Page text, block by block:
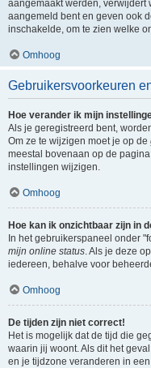
aangemaakt werden, verwijdert
aangemeld bent en geven ook
inschakelde, om te zien welke
Omhoog
Gebruikersvoorkeuren
Hoe verander ik mijn
Als je geregistreerd bent,
Om ze te wijzigen moet je op de
meestal bovenaan op de
instellingen wijzigen.
Omhoog
Hoe kan ik onzichtbaar zijn in
In het gebruikerspaneel onder
mijn online status. Als je deze
iedereen, behalve voor
Omhoog
De tijden zijn niet correct!
Het is mogelijk dat de tijd die
waarin jij woont. Als dit het
en je tijdzone veranderen in